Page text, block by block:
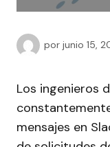
por junio 15,
Los ingenieros
mensajes en